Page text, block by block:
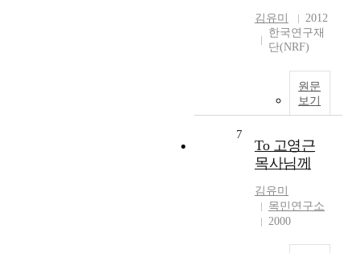
김유미
2012
한국연구재
단(NRF)
원문
보기
7
To 고영근
목사님께
김유미
목민연구소
2000